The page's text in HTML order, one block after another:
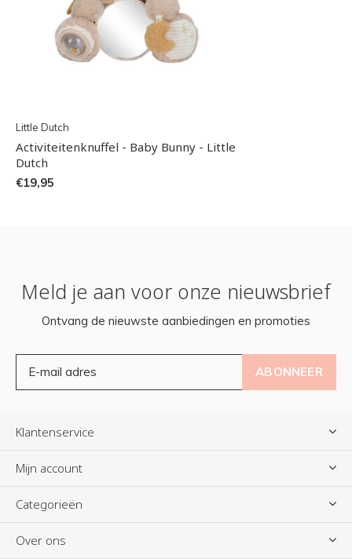
Little Dutch
Activiteitenknuffel - Baby Bunny - Little
Dutch
€19,95
Meld je aan voor onze nieuwsbrief
Ontvang de nieuwste aanbiedingen en promoties
ABONNEER
Klantenservice
Mijn account
Categorieën
Over ons